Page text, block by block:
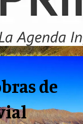
de